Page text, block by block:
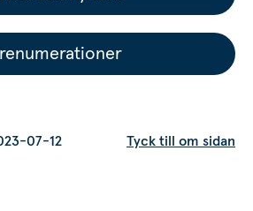
07-12 Tyck till om sidan